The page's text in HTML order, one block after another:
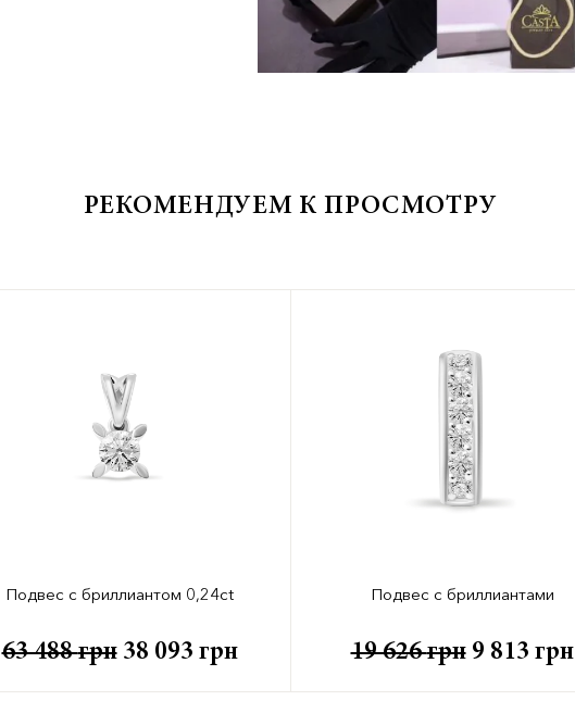
РЕКОМЕНДУЕМ К ПРОСМОТРУ
Подвес с бриллиантом 0,24ct
63 488грн 38 093 грн
Подвес с бриллиантами
19 626грн 9 813 грн